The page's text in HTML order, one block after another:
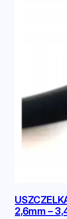
2,6mm –